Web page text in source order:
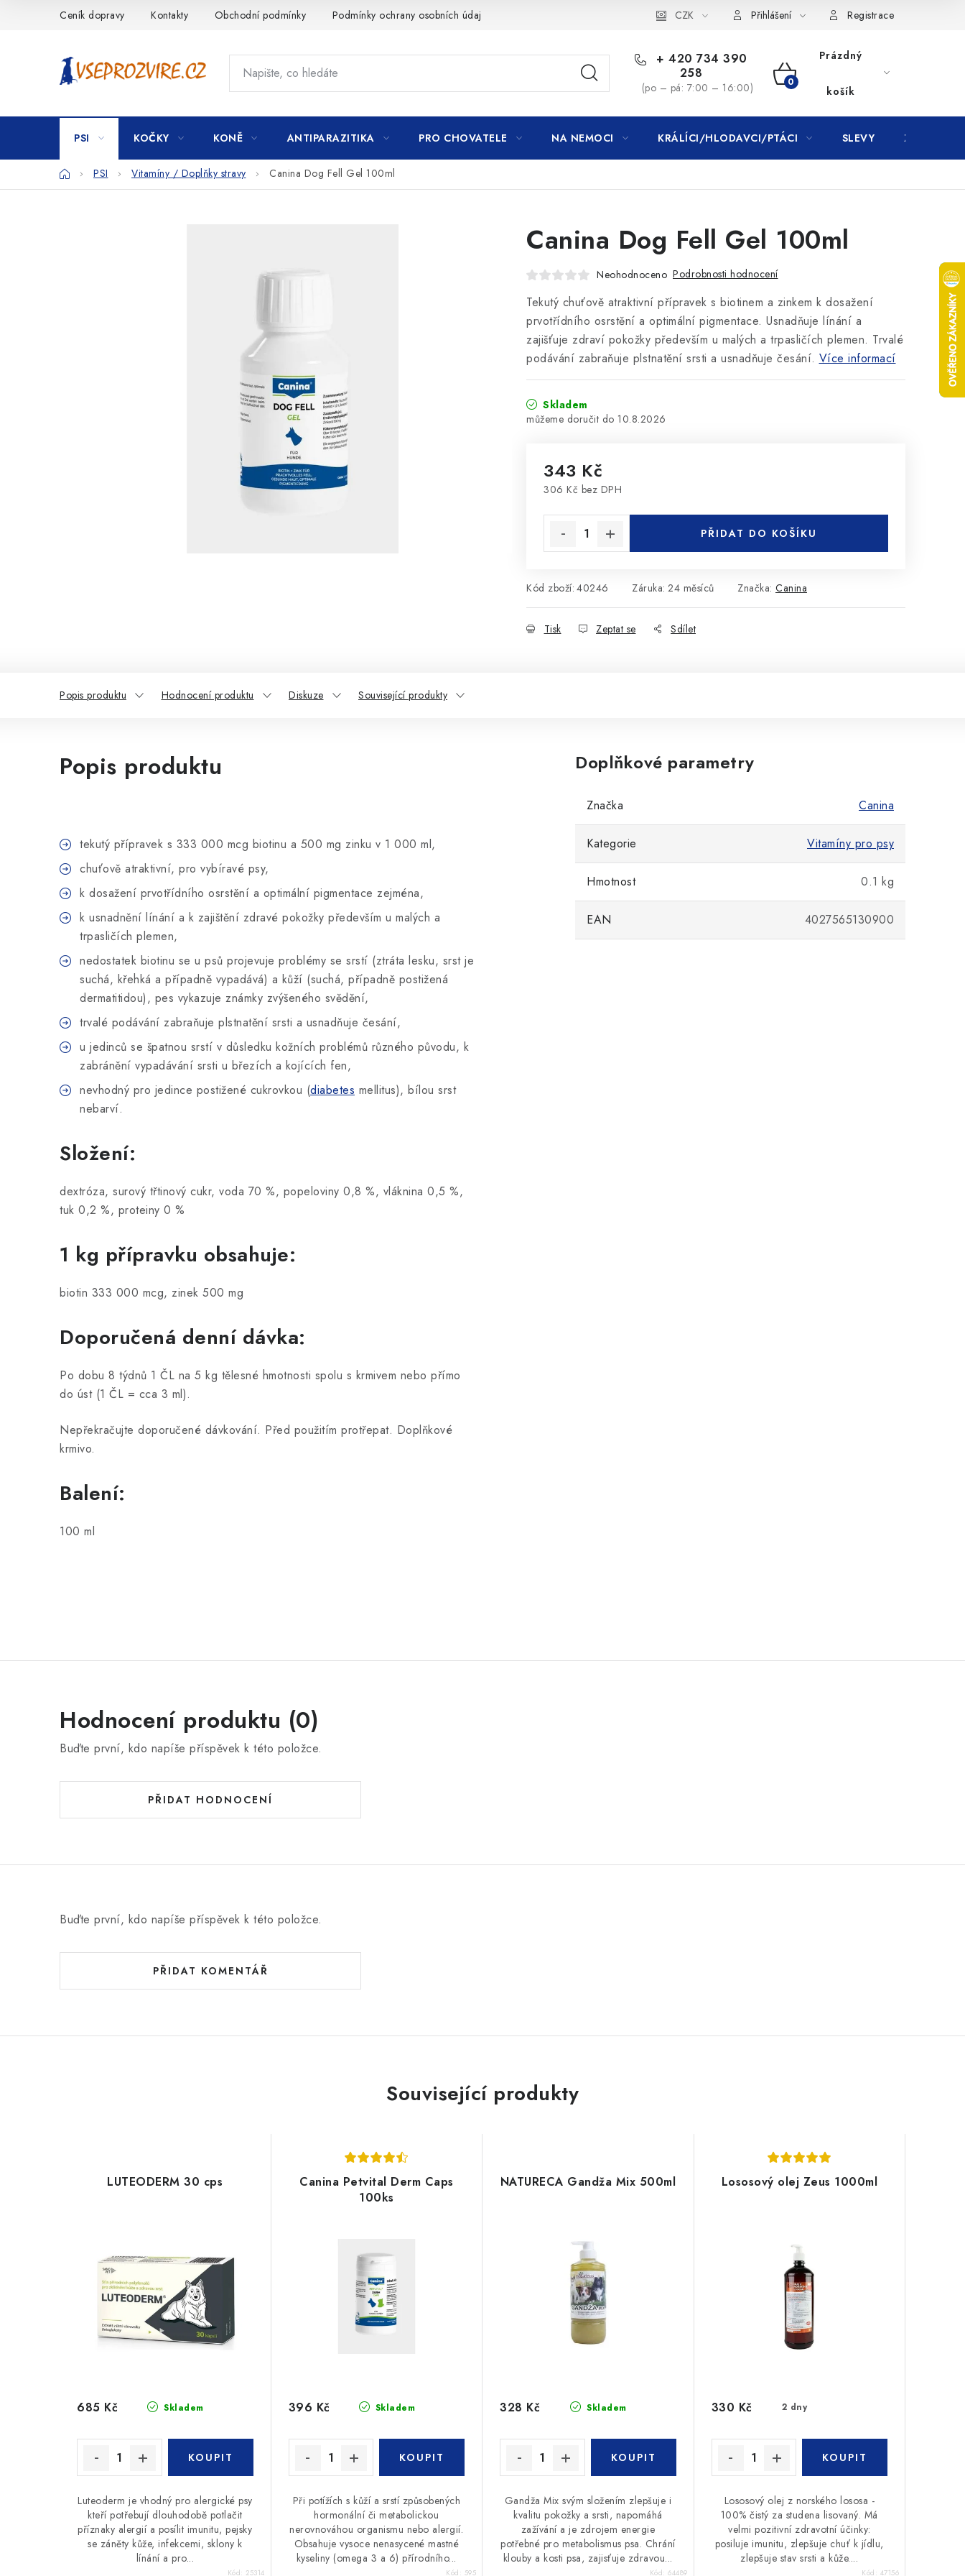
Ceník dopravy Kontakty Obchodní podmínky Podmínky ochrany osobních údajů CZK Přihlášení Registrace
+ 420 734 390
258
(po – pá: 7:00 – 16:00)
NÁKUPNÍ
KOŠÍK
Prázdný
košík
PSI KOČKY KONĚ ANTIPARAZITIKA PRO CHOVATELE NA NEMOCI KRÁLÍCI/HLODAVCI/PTÁCI SLEVY ZNAČKY
DomůPSI Vitamíny / Doplňky stravy Canina Dog Fell Gel 100ml
Canina Dog Fell Gel 100ml
Neohodnoceno Podrobnosti hodnocení
Tekutý chuťově atraktivní přípravek s biotinem a zinkem k dosažení
prvotřídního osrstění a optimální pigmentace. Usnadňuje línání a
zajišťuje zdraví pokožky především u malých a trpasličích plemen. Trvalé
podávání zabraňuje plstnatění srsti a usnadňuje česání. Více informací
Skladem
10.8.2026
343 Kč
306 Kč bez DPH
PŘIDAT DO KOŠÍKU
Kód zboží: 40246 Záruka: 24 měsíců Značka: Canina
Tisk Zeptat se Sdílet
Popis produktu Hodnocení produktu Diskuze Související produkty
Popis produktu
tekutý přípravek s 333 000 mcg biotinu a 500 mg zinku v 1 000 ml,
chuťově atraktivní, pro vybíravé psy,
k dosažení prvotřídního osrstění a optimální pigmentace zejména,
k usnadnění línání a k zajištění zdravé pokožky především u malých a
trpasličích plemen,
nedostatek biotinu se u psů projevuje problémy se srstí (ztráta lesku, srst je
suchá, křehká a případně vypadává) a kůží (suchá, případně postižená
dermatitidou), pes vykazuje známky zvýšeného svědění,
trvalé podávání zabraňuje plstnatění srsti a usnadňuje česání,
u jedinců se špatnou srstí v důsledku kožních problémů různého původu, k
zabránění vypadávání srsti u březích a kojících fen,
nevhodný pro jedince postižené cukrovkou (diabetes mellitus), bílou srst
nebarví.
Složení:
dextróza, surový třtinový cukr, voda 70 %, popeloviny 0,8 %, vláknina 0,5 %,
tuk 0,2 %, proteiny 0 %
1 kg přípravku obsahuje:
biotin 333 000 mcg, zinek 500 mg
Doporučená denní dávka:
Po dobu 8 týdnů 1 ČL na 5 kg tělesné hmotnosti spolu s krmivem nebo přímo
do úst (1 ČL = cca 3 ml).
Nepřekračujte doporučené dávkování. Před použitím protřepat. Doplňkové
krmivo.
Balení:
100 ml
Doplňkové parametry
Značka Canina
Kategorie Vitamíny pro psy
Hmotnost 0.1 kg
EAN 4027565130900
Hodnocení produktu (0)
Buďte první, kdo napíše příspěvek k této položce.
PŘIDAT HODNOCENÍ
Buďte první, kdo napíše příspěvek k této položce.
PŘIDAT KOMENTÁŘ
Související produkty
LUTEODERM 30 cps
Skladem
685 Kč
Luteoderm je vhodný pro alergické psy
kteří potřebují dlouhodobě potlačit
příznaky alergií a posílit imunitu, pejsky
se záněty kůže, infekcemi, sklony k
línání a pro...
Kód: 25314
Canina Petvital Derm Caps
100ks
Skladem
396 Kč
Při potížích s kůží a srstí způsobených
hormonální či metabolickou
nerovnováhou organismu nebo alergií.
Obsahuje vysoce nenasycené mastné
kyseliny (omega 3 a 6) přírodního...
Kód: 595
NATURECA Gandža Mix 500ml
Skladem
328 Kč
Gandža Mix svým složením zlepšuje i
kvalitu pokožky a srsti, napomáhá
zažívání a je zdrojem energie
potřebné pro metabolismus psa. Chrání
klouby a kosti psa, zajisťuje zdravou...
Kód: 64489
Lososový olej Zeus 1000ml
2 dny
330 Kč
Lososový olej z norského lososa -
100% čistý za studena lisovaný. Má
velmi pozitivní zdravotní účinky:
posiluje imunitu, zlepšuje chuť k jídlu,
zlepšuje stav srsti a kůže....
Kód: 47156